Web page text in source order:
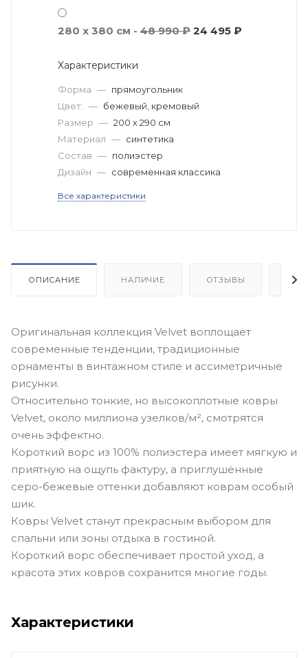
280 x 380 см - 48 990 ₽ 24 495 ₽
Характеристики
Форма — прямоугольник
Цвет: — бежевый, кремовый
Размер — 200 x 290 см
Материал — синтетика
Состав — полиэстер
Дизайн — современная классика
Все характеристики
ОПИСАНИЕ НАЛИЧИЕ ОТЗЫВЫ
Оригинальная коллекция Velvet воплощает
современные тенденции, традиционные
орнаменты в винтажном стиле и ассиметричные
рисунки.
Относительно тонкие, но высокоплотные ковры
Velvet, около миллиона узелков/м², смотрятся
очень эффектно.
Короткий ворс из 100% полиэстера имеет мягкую и
приятную на ощупь фактуру, а приглушённые
серо-бежевые оттенки добавляют коврам особый
шик.
Ковры Velvet станут прекрасным выбором для
спальни или зоны отдыха в гостиной.
Короткий ворс обеспечивает простой уход, а
красота этих ковров сохранится многие годы.
Характеристики